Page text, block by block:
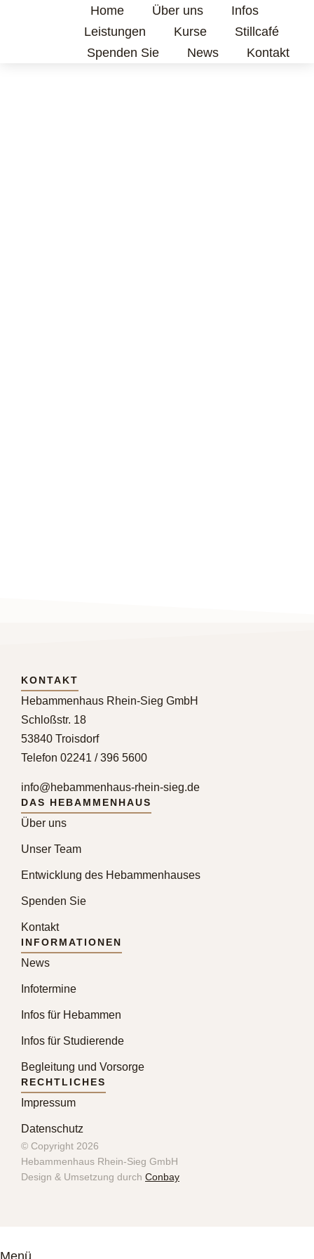
Home Über uns
Infos
Leistungen
Kurse
Stillcafé
Spenden Sie
News Kontakt
KONTAKT
Hebammenhaus Rhein-Sieg GmbH
Schloßstr. 18
53840 Troisdorf
Telefon 02241 / 396 5600
info@hebammenhaus-rhein-sieg.de
DAS HEBAMMENHAUS
Über uns
Unser Team
Entwicklung des Hebammenhauses
Spenden Sie
Kontakt
INFORMATIONEN
News
Infotermine
Infos für Hebammen
Infos für Studierende
Begleitung und Vorsorge
RECHTLICHES
Impressum
Datenschutz
© Copyright 2026
Hebammenhaus Rhein-Sieg GmbH
Design & Umsetzung durch Conbay
Menü